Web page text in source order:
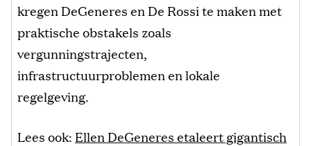
kregen DeGeneres en De Rossi te maken met
praktische obstakels zoals
vergunningstrajecten,
infrastructuurproblemen en lokale
regelgeving.
Lees ook: Ellen DeGeneres etaleert gigantisch